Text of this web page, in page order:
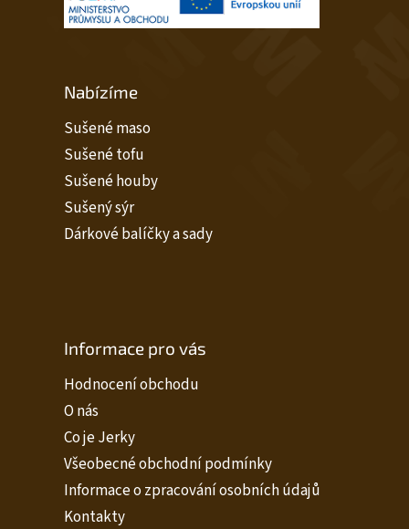
Nabízíme
Sušené maso
Sušené tofu
Sušené houby
Sušený sýr
Dárkové balíčky a sady
Informace pro vás
Hodnocení obchodu
O nás
Co je Jerky
Všeobecné obchodní podmínky
Informace o zpracování osobních údajů
Kontakty